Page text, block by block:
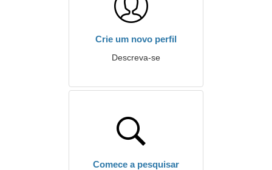
Crie um novo perfil
Descreva-se
Comece a pesquisar